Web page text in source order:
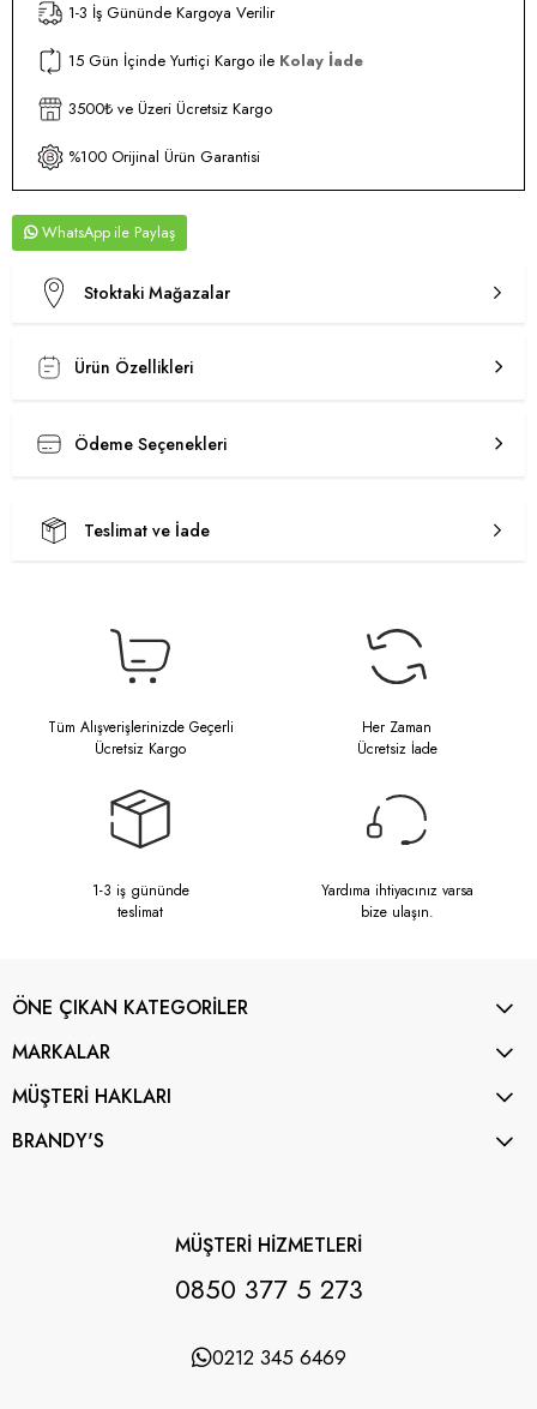
1-3 İş Gününde Kargoya Verilir
15 Gün İçinde Yurtiçi Kargo ile Kolay İade
3500₺ ve Üzeri Ücretsiz Kargo
%100 Orijinal Ürün Garantisi
WhatsApp
Stoktaki Mağazalar
Ürün Özellikleri
Ödeme Seçenekleri
Teslimat ve İade
Tüm Alışverişlerinizde Geçerli
Ücretsiz Kargo
Her Zaman
Ücretsiz İade
1-3 iş gününde
teslimat
Yardıma ihtiyacınız varsa
bize ulaşın.
ÖNE ÇIKAN KATEGORİLER
MARKALAR
MÜŞTERİ HAKLARI
BRANDY'S
MÜŞTERİ HİZMETLERİ
0850 377 5 273
0212 345 6469